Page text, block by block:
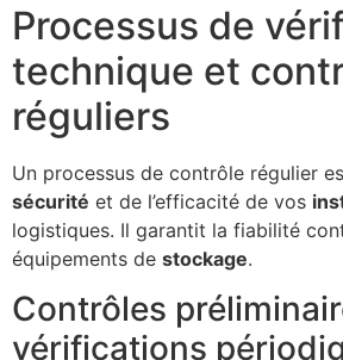
Processus de
technique et
réguliers
Un processus de contrôle régulier
sécurité et de l’efficacité de vos
logistiques. Il garantit la fiabilité
équipements de stockage.
Contrôles
vérifications